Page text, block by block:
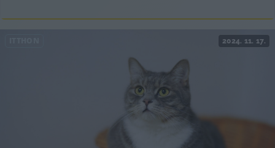
2024. 11. 17.